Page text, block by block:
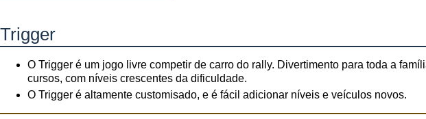
Trigger
O Trigger é um jogo livre competir de carro do rally. Divertimento para toda a
cursos, com níveis crescentes da dificuldade.
O Trigger é altamente customisado, e é fácil adicionar níveis e veículos novos.